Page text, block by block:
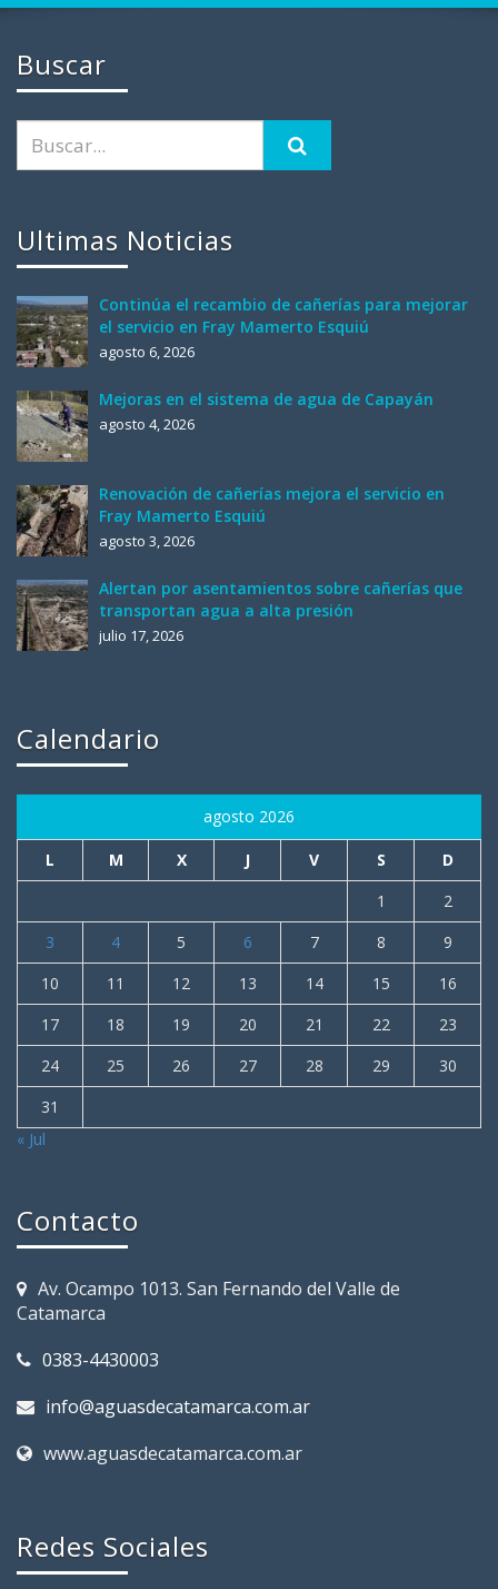
Buscar
Ultimas Noticias
Continúa el recambio de cañerías para mejorar
el servicio en Fray Mamerto Esquiú
agosto 6, 2026
Mejoras en el sistema de agua de Capayán
agosto 4, 2026
Renovación de cañerías mejora el servicio en
Fray Mamerto Esquiú
agosto 3, 2026
Alertan por asentamientos sobre cañerías que
transportan agua a alta presión
julio 17, 2026
Calendario
agosto 2026
L M X J V S
D
1
2
3
4 5 6 7 8
9
10
11 12 13 14 15
16
17
18 19 20 21 22
23
24
25 26 27 28 29
30
31
« Jul
Contacto
Av. Ocampo 1013. San Fernando del Valle de
Catamarca
0383-4430003
info@aguasdecatamarca.com.ar
www.aguasdecatamarca.com.ar
Redes Sociales